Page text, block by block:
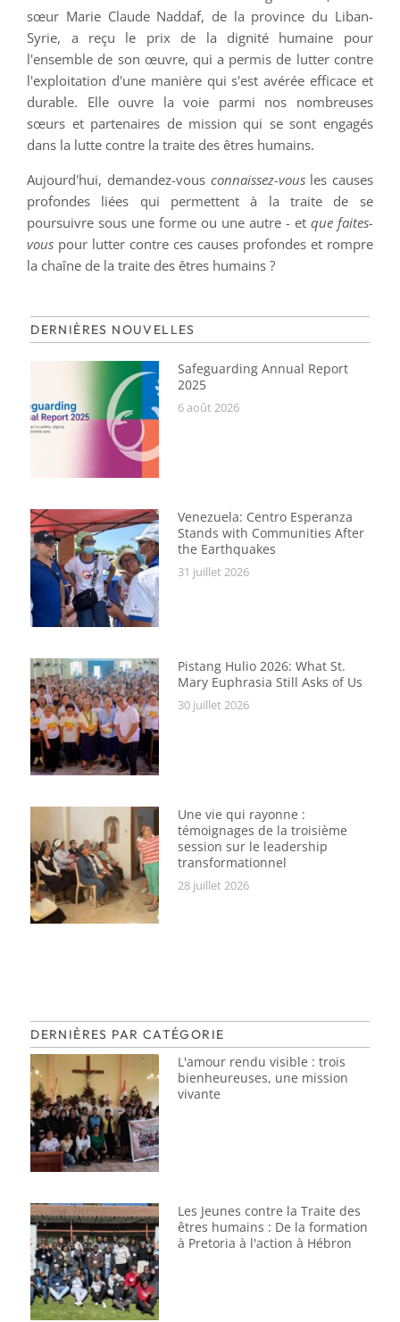
sœur Marie Claude Naddaf, de la province du Liban-
Syrie, a reçu le prix de la dignité humaine pour
l'ensemble de son œuvre, qui a permis de lutter contre
l'exploitation d'une manière qui s'est avérée efficace et
durable. Elle ouvre la voie parmi nos nombreuses
sœurs et partenaires de mission qui se sont engagés
dans la lutte contre la traite des êtres humains.
Aujourd'hui, demandez-vous connaissez-vousles causes
profondes liées qui permettent à la traite de se
poursuivre sous une forme ou une autre - et que faites-
vous pour lutter contre ces causes profondes et rompre
la chaîne de la traite des êtres humains ?
DERNIÈRES NOUVELLES
Safeguarding Annual Report
2025
6 août 2026
Venezuela: Centro Esperanza
Stands with Communities After
the Earthquakes
31 juillet 2026
Pistang Hulio 2026: What St.
Mary Euphrasia Still Asks of Us
30 juillet 2026
Une vie qui rayonne :
témoignages de la troisième
session sur le leadership
transformationnel
28 juillet 2026
DERNIÈRES PAR CATÉGORIE
L'amour rendu visible : trois
bienheureuses, une mission
vivante
Les Jeunes contre la Traite des
êtres humains : De la formation
à Pretoria à l'action à Hébron